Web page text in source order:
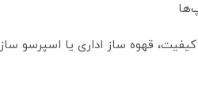
قهوه ساز اداری یا اسپرسو ساز